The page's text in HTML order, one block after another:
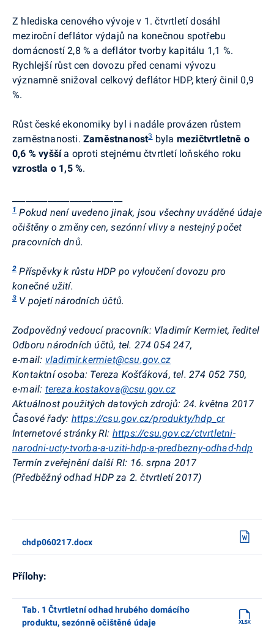
Z hlediska cenového vývoje v 1. čtvrtletí dosáhl
meziroční deflátor výdajů na konečnou spotřebu
domácností 2,8 % a deflátor tvorby kapitálu 1,1 %.
Rychlejší růst cen dovozu před cenami vývozu
významně snižoval celkový deflátor HDP, který činil 0,9
%.
Růst české ekonomiky byl i nadále provázen růstem
zaměstnanosti. Zaměstnanost3byla mezičtvrtletně o
0,6 % vyšší a oproti stejnému čtvrtletí loňského roku
vzrostla o 1,5 %.
1 Pokud není uvedeno jinak, jsou všechny uváděné údaje
očištěny o změny cen, sezónní vlivy a nestejný počet
pracovních dnů.
2 Příspěvky k růstu HDP po vyloučení dovozu pro
konečné užití.
3 V pojetí národních účtů.
Zodpovědný vedoucí pracovník: Vladimír Kermiet, ředitel
Odboru národních účtů, tel. 274 054 247,
e‑mail: vladimir.kermiet@csu.gov.cz
Kontaktní osoba: Tereza Košťáková, tel. 274 052 750,
e‑mail: tereza.kostakova@csu.gov.cz
Aktuálnost použitých datových zdrojů: 24. května 2017
Časové řady: https://csu.gov.cz/produkty/hdp_cr
Internetové stránky RI: https://csu.gov.cz/ctvrtletni-
narodni-ucty-tvorba-a-uziti-hdp-a-predbezny-odhad-hdp
Termín zveřejnění další RI: 16. srpna 2017
(Předběžný odhad HDP za 2. čtvrtletí 2017)
chdp060217.docx
Přílohy:
Tab. 1 Čtvrtletní odhad hrubého domácího
produktu, sezónně očištěné údaje